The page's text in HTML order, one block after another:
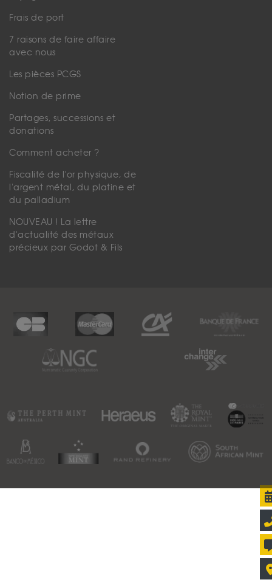
Frais de port
7 raisons de faire affaire
avec nous
Les pièces PCGS
Notion de prime
Partages, successions et
donations
Comment acheter ?
Fiscalité de l'or physique, de
l'argent métal, du platine et
du palladium
NOUVEAU ! La lettre
d'actualité des métaux
précieux par Godot & Fils